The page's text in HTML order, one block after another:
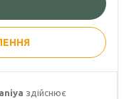
здійснює